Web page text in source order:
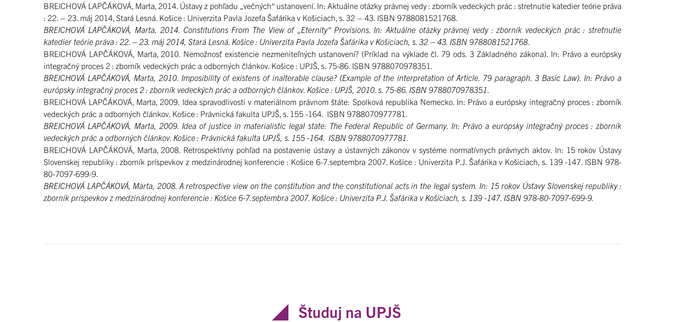
BREICHOVÁ LAPČÁKOVÁ, Marta, 2014. Ústavy z pohľadu „večných“ ustanovení. In: Aktuálne otázky právnej vedy : zborník vedeckých prác : stretnutie katedier teórie práva
: 22. – 23. máj 2014, Stará Lesná. Košice : Univerzita Pavla Jozefa Šafárika v Košiciach, s. 32 – 43. ISBN 9788081521768.
BREICHOVÁ LAPČÁKOVÁ, Marta, 2014. Constitutions From The View of „Eternity“ Provisions. In: Aktuálne otázky právnej vedy : zborník vedeckých prác : stretnutie
katedier teórie práva : 22. – 23. máj 2014, Stará Lesná. Košice : Univerzita Pavla Jozefa Šafárika v Košiciach, s. 32 – 43. ISBN 9788081521768.
BREICHOVÁ LAPČÁKOVÁ, Marta, 2010. Nemožnosť existencie nezmeniteľných ustanovení? (Príklad na výklade čl. 79 ods. 3 Základného zákona). In: Právo a európsky
integračný proces 2 : zborník vedeckých prác a odborných článkov. Košice : UPJŠ, s. 75-86. ISBN 9788070978351.
BREICHOVÁ LAPČÁKOVÁ, Marta, 2010. Imposibility of existens of inalterable clause? (Example of the interpretation of Article. 79 paragraph. 3 Basic Law). In: Právo a
európsky integračný proces 2 : zborník vedeckých prác a odborných článkov. Košice : UPJŠ, 2010. s. 75-86. ISBN 9788070978351.
BREICHOVÁ LAPČÁKOVÁ, Marta, 2009. Idea spravodlivosti v materiálnom právnom štáte: Spolková republika Nemecko. In: Právo a európsky integračný proces : zborník
vedeckých prác a odborných článkov. Košice : Právnická fakulta UPJŠ, s. 155 -164. ISBN 9788070977781.
BREICHOVÁ LAPČÁKOVÁ, Marta, 2009. Idea of justice in materialistic legal state: The Federal Republic of Germany. In: Právo a európsky integračný proces : zborník
vedeckých prác a odborných článkov. Košice : Právnická fakulta UPJŠ, s. 155 -164. ISBN 9788070977781.
BREICHOVÁ LAPČÁKOVÁ, Marta, 2008. Retrospektívny pohľad na postavenie ústavy a ústavných zákonov v systéme normatívnych právnych aktov. In: 15 rokov Ústavy
Slovenskej republiky : zborník príspevkov z medzinárodnej konferencie : Košice 6-7.septembra 2007. Košice : Univerzita P.J. Šafárika v Košiciach, s. 139 -147. ISBN 978-
80-7097-699-9.
BREICHOVÁ LAPČÁKOVÁ, Marta, 2008. A retrospective view on the constitution and the constitutional acts in the legal system. In: 15 rokov Ústavy Slovenskej republiky :
zborník príspevkov z medzinárodnej konferencie : Košice 6-7.septembra 2007. Košice : Univerzita P.J. Šafárika v Košiciach, s. 139 -147. ISBN 978-80-7097-699-9.
Študuj na UPJŠ